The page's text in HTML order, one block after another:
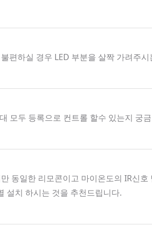
편하실 경우 LED 부분을 살짝 가려주
모두 등록으로 컨트롤 할수 있는지 궁
동일한 리모콘이고 마이온도의 IR신
설치 하시는 것을 추천드립니다.